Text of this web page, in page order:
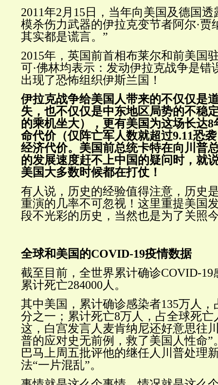
2011年2月15日，当年向美国及德国
模杀伤力武器的伊拉克变节者阿尔·贾
其实都是谎言。 ”
2015年，英国前首相布莱尔和前美国
可·佛林均表示：发动伊拉克战争是错
出现了恐怖组织伊斯兰国！
伊拉克战争给美国人带来的不仅仅是
失，也不仅仅是中东地区局势的不稳
的乘机坐大），更有美国为这场长达
命代价（仅阵亡军人数就超过9.11恐
经济代价。美国前总统卡特在向川普
的发展速度赶不上中国的疑问时，就
美国大多数时候都在打仗！
有人说，历史的经验值得注意，历史
重演的几率不可忽视！这里重提美国
段不光彩的历史，当然也是为了关照
全球和美国的COVID-19疫情数据
截至目前，全世界累计确诊COVID-19
累计死亡284000人。
其中美国，累计确诊感染者135万人
分之一；累计死亡8万人，占全球死亡
这，白宫发言人麦肯纳尼还好意思往
普的应对史无前例，救了美国人性命”
巴马上周五批评他的继任人川普处理
法“一片混乱”。